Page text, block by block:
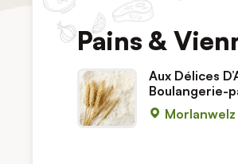
Pains &
Aux Délices
Boulangerie-
Morlanwelz